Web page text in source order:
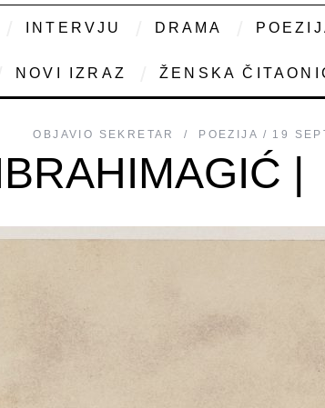
INTERVJU DRAMA
NOVI IZRAZ ŽENSKA
OBJAVIO SEKRETAR POEZIJA 19